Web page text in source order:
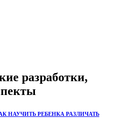
разработки,
НАУЧИТЬ РЕБЕНКА РАЗЛИЧАТЬ